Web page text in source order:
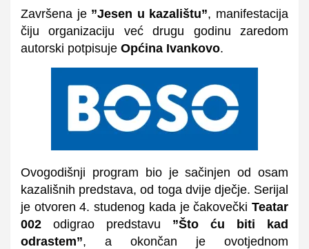
Završena je ”Jesen u kazalištu”, manifestacija
čiju organizaciju već drugu godinu zaredom
autorski potpisuje Općina Ivankovo.
Ovogodišnji program bio je sačinjen od osam
kazališnih predstava, od toga dvije dječje. Serijal
je otvoren 4. studenog kada je čakovečki Teatar
002 odigrao predstavu ”Što ću biti kad
odrastem”, a okončan je ovotjednom